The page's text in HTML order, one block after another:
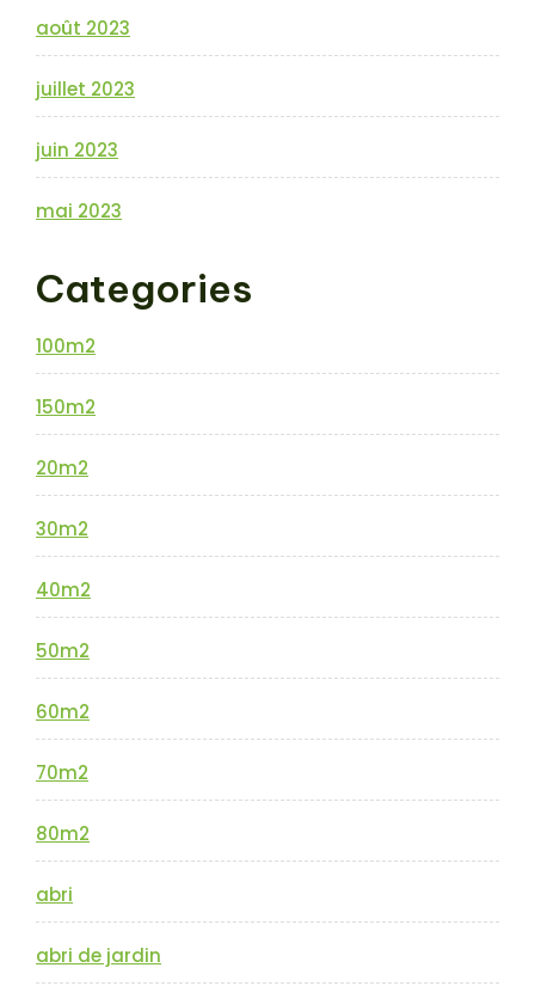
août 2023
juillet 2023
juin 2023
mai 2023
Categories
100m2
150m2
20m2
30m2
40m2
50m2
60m2
70m2
80m2
abri
abri de jardin